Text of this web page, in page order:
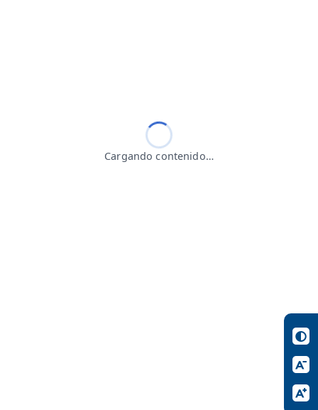
Cargando contenido…